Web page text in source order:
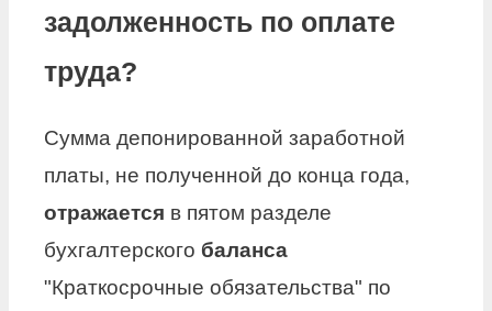
задолженность по оплате
труда?
Сумма депонированной заработной
платы, не полученной до конца года,
отражается в пятом разделе
бухгалтерского баланса
"Краткосрочные обязательства" по